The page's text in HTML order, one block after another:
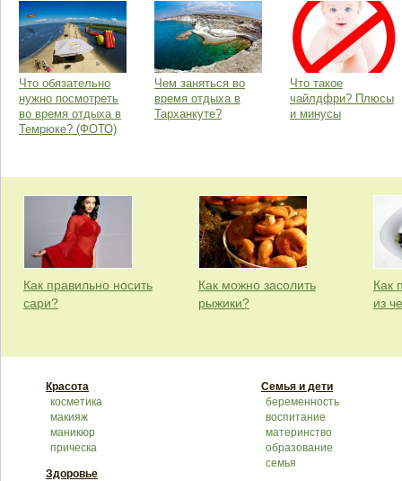
Что обязательно
нужно посмотреть
во время отдыха в
Темрюке? (ФОТО)
Чем заняться во
время отдыха в
Тарханкуте?
Что такое
чайлдфри? Плюсы
и минусы
Как правильно носить
сари?
Как можно засолить
рыжики?
Как
из
Красота
косметика
макияж
маникюр
прическа
Здоровье
Семья и дети
беременность
воспитание
материнство
образование
семья